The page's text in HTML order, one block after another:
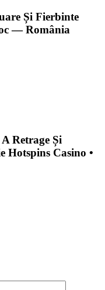
Și Fierbinte
— România
Retrage Și
Hotspins Casino •